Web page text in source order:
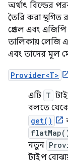
অর্থাৎ বিল্ডের
তৈরি করা
গ্রেডল এবং
তালিকায় লেজি
এবং তাদের মূল
Provider<T>
এটি T
বলতে
get()
নতুন
টাইপ